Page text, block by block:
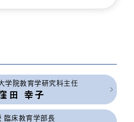
学院教育学研究科主任
田 幸子
臨床教育学部長